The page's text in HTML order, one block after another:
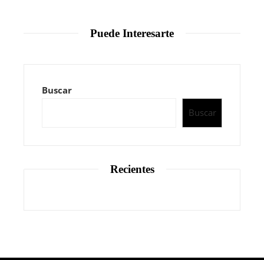
Puede Interesarte
Buscar
Buscar
Recientes